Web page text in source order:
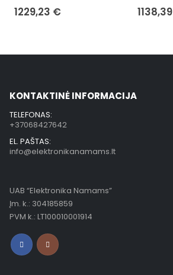
1229,23 € 1138,39
KONTAKTINĖ INFORMACIJA
TELEFONAS:
+37068427642
EL. PAŠTAS:
info@elektronikanamams.lt
UAB “Elektronika Namams”
Įm. k.: 304185859
PVM k.: LT100010001914